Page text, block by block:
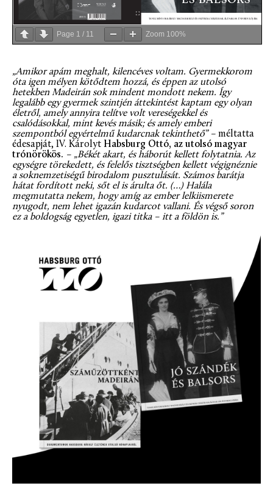
Page 1 / 11 Zoom 100%
„Amikor apám meghalt, kilencéves voltam. Gyermekkorom
óta igen mélyen kötődtem hozzá, és éppen az utolsó
hetekben Madeirán sok mindent mondott nekem. Így
legalább egy gyermek szintjén áttekintést kaptam egy olyan
életről, amely annyira telítve volt vereségekkel és
csalódásokkal, mint kevés másik; és amely emberi
szempontból egyértelmű kudarcnak tekinthető” – méltatta
édesapját, IV. Károlyt Habsburg Ottó, az utolsó magyar
trónörökös. – „Békét akart, és háborút kellett folytatnia. Az
egységre törekedett, és felelős tisztségben kellett végignéznie
a soknemzetiségű birodalom pusztulását. Számos barátja
hátat fordított neki, sőt el is árulta őt. (…) Halála
megmutatta nekem, hogy amíg az ember lelkiismerete
nyugodt, nem lehet igazán kudarcot vallani. És végső soron
ez a boldogság egyetlen, igazi titka – itt a földön is.”